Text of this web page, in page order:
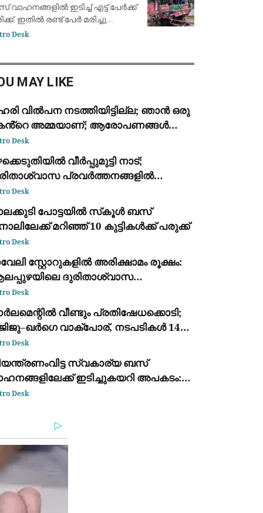
വാഹനങ്ങളില്‍ ഇടിച്ച് എട്ട് പേര്‍ക്ക്
ഇതില്‍ രണ്ട് പേർ മരിച്ചു.
ബൈക്കിൽ സഞ്ചരിച്ചവരാണ്
Desk
MAY LIKE
വിൽപന നടത്തിയിട്ടില്ല; ഞാൻ ഒരു
അമ്മയാണ്; ആരോപണങ്ങൾ
വടകര എംഡിഎംഎ കേസിൽ
കീർത്തന
Desk
വീർപ്പുമുട്ടി നാട്;
പ്രവർത്തനങ്ങളിൽ
ആക്ഷേപം,
പോര് കനക്കുന്നു
Desk
പോട്ടയില്‍ സ്‌കൂള്‍ ബസ്
മറിഞ്ഞ് 10 കുട്ടികള്‍ക്ക് പരുക്ക്
Desk
സ്റ്റോറുകളിൽ അരിക്ഷാമം രൂക്ഷം:
ദുരിതാശ്വാസ
പ്രവർത്തനം
Desk
വീണ്ടും പ്രതിഷേധക്കൊടി;
വാക്പോര്, നടപടികൾ 14-ാം
സ്തംഭിച്ചു
Desk
സ്വകാര്യ ബസ്
ഇടിച്ചുകയറി അപകടം:
മരണം, എട്ട് പേർക്ക് പരിക്ക്
Desk